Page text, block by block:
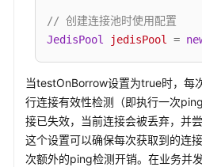
投
放
RTA
通
过
PITR
// 创建连接池时使用配置
JedisPool
jedisPool =
当testOnBorrow设置为true时，每
行连接有效性检测（即执行一次
接已失效，当前连接会被丢弃，并
这个设置可以确保每次获取到的连
次额外的ping检测开销。在业务并